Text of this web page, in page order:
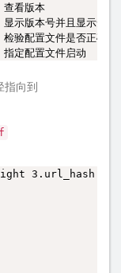
版本
号并且显示安装
文件是否正确
置文件启动
指向到
3.url_hash